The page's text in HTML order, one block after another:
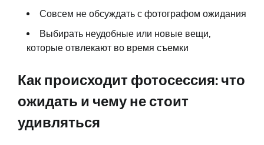
Совсем не обсуждать с фотографом ожидания
Выбирать неудобные или новые вещи,
которые отвлекают во время съемки
Как происходит фотосессия: что
ожидать и чему не стоит
удивляться